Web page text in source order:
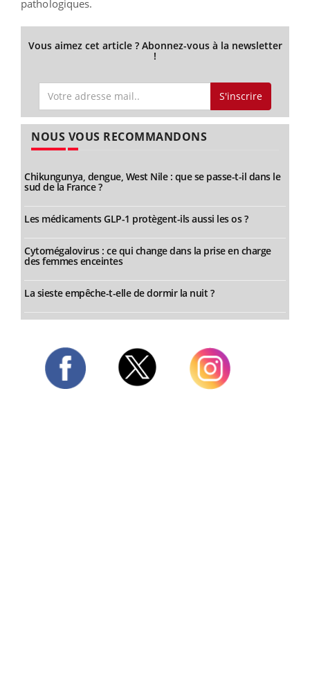
pathologiques.
Vous aimez cet article ? Abonnez-vous à la newsletter
!
S'inscrire
NOUS VOUS RECOMMANDONS
Chikungunya, dengue, West Nile : que se passe-t-il dans le
sud de la France ?
Les médicaments GLP-1 protègent-ils aussi les os ?
Cytomégalovirus : ce qui change dans la prise en charge
des femmes enceintes
La sieste empêche-t-elle de dormir la nuit ?